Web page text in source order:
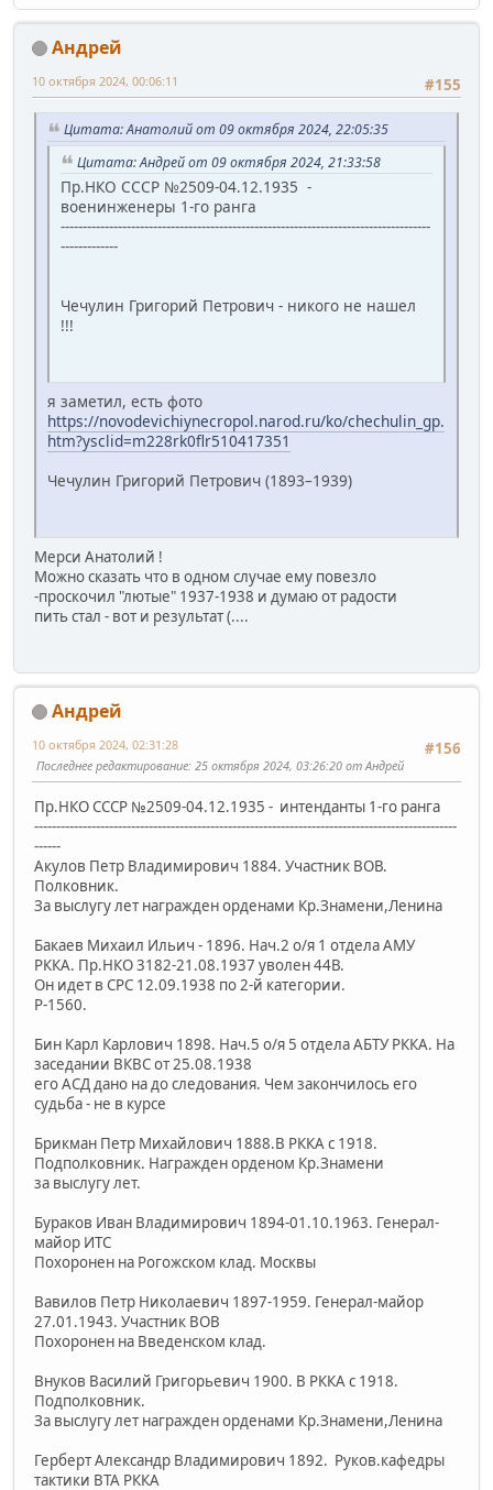
Андрей
#155
10 октября 2024, 00:06:11
Цитата: Анатолий от 09 октября 2024, 22:05:35
Цитата: Андрей от 09 октября 2024, 21:33:58
Пр.НКО СССР №2509-04.12.1935 -
военинженеры 1-го ранга
------------------------------------------------------------------------------------
-------------
Чечулин Григорий Петрович - никого не нашел
!!!
я заметил, есть фото
https://novodevichiynecropol.narod.ru/ko/chechulin_gp.
htm?ysclid=m228rk0flr510417351
Чечулин Григорий Петрович (1893–1939)
Мерси Анатолий !
Можно сказать что в одном случае ему повезло
-проскочил "лютые" 1937-1938 и думаю от радости
пить стал - вот и результат (....
Андрей
#156
10 октября 2024, 02:31:28
Последнее редактирование: 25 октября 2024, 03:26:20 от Андрей
Пр.НКО СССР №2509-04.12.1935 - интенданты 1-го ранга
------------------------------------------------------------------------------------------------
------
Акулов Петр Владимирович 1884. Участник ВОВ.
Полковник.
За выслугу лет награжден орденами Кр.Знамени,Ленина
Бакаев Михаил Ильич - 1896. Нач.2 о/я 1 отдела АМУ
РККА. Пр.НКО 3182-21.08.1937 уволен 44В.
Он идет в СРС 12.09.1938 по 2-й категории.
Р-1560.
Бин Карл Карлович 1898. Нач.5 о/я 5 отдела АБТУ РККА. На
заседании ВКВС от 25.08.1938
его АСД дано на до следования. Чем закончилось его
судьба - не в курсе
Брикман Петр Михайлович 1888.В РККА с 1918.
Подполковник. Награжден орденом Кр.Знамени
за выслугу лет.
Бураков Иван Владимирович 1894-01.10.1963. Генерал-
майор ИТС
Похоронен на Рогожском клад. Москвы
Вавилов Петр Николаевич 1897-1959. Генерал-майор
27.01.1943. Участник ВОВ
Похоронен на Введенском клад.
Внуков Василий Григорьевич 1900. В РККА с 1918.
Подполковник.
За выслугу лет награжден орденами Кр.Знамени,Ленина
Герберт Александр Владимирович 1892. Руков.кафедры
тактики ВТА РККА